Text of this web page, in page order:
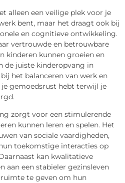
alleen een veilige plek voor je
bent, maar het draagt ook bij
en cognitieve ontwikkeling.
vertrouwde en betrouwbare
kinderen kunnen groeien en
de juiste kinderopvang in
het balanceren van werk en
je gemoedsrust hebt terwijl je
zorgt voor een stimulerende
kunnen leren en spelen. Het
van sociale vaardigheden,
toekomstige interacties op
kan kwalitatieve
aan een stabieler gezinsleven
te geven om hun